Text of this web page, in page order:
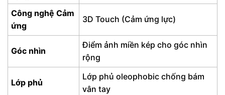
Công nghệ Cảm
ứng
3D Touch (Cảm ứng lực)
Góc nhìn
Điểm ảnh miền kép cho góc nhìn
rộng
Lớp phủ
Lớp phủ oleophobic chống bám
vân tay